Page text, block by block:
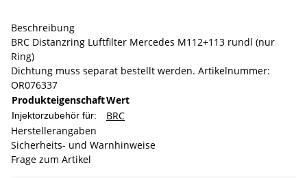
Beschreibung
BRC Distanzring Luftfilter Mercedes M112+113 rundl (nur
Ring)
Dichtung muss separat bestellt werden. Artikelnummer:
OR076337
ProdukteigenschaftWert
Injektorzubehör für:
BRC
Herstellerangaben
Sicherheits- und Warnhinweise
Frage zum Artikel